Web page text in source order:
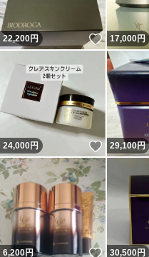
22,200円 いいね！
17,000円
24,000円 いいね！
29,100円
6,200円 いいね！
30,500円